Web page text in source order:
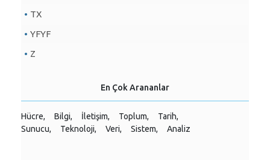
TX
YFYF
Z
En Çok Arananlar
Hücre, Bilgi, İletişim, Toplum,
Tarih,
Sunucu,
Teknoloji, Veri, Sistem, Analiz